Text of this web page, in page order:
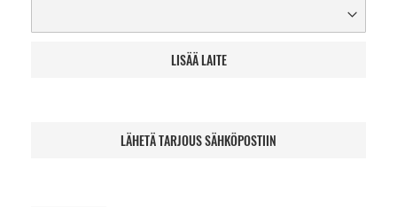
LISÄÄ LAITE
LÄHETÄ TARJOUS SÄHKÖPOSTIIN